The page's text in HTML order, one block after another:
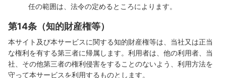
任の範囲は、法令の定めるところによります。
第14条（知的財産権等）
本サイト及び本サービスに関する知的財産権等は、当社又は正当
な権利を有する第三者に帰属します。利用者は、他の利用者、当
社、その他第三者の権利侵害をすることのないよう、利用方法を
守って本サービスを利用するものとします。